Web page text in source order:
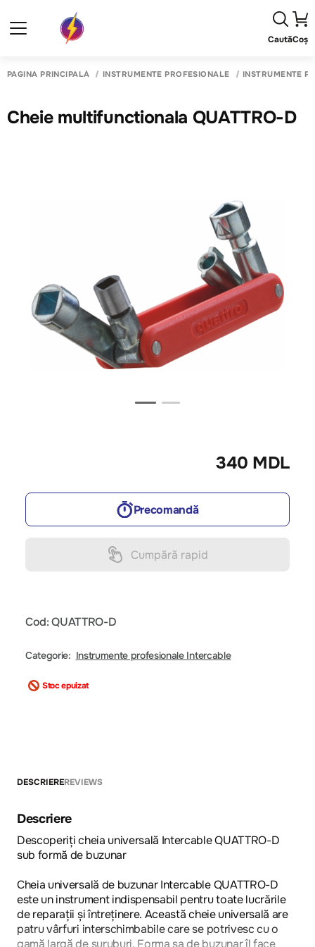
CautăCoș
PAGINA PRINCIPALĂ INSTRUMENTE PROFESIONALE INSTRUMENTE
Cheie multifunctionala QUATTRO-D
340 MDL
Precomandă
Cumpără rapid
Cod: QUATTRO-D
Categorie: Instrumente profesionale Intercable
Stoc epuizat
DESCRIEREREVIEWS
Descriere
Descoperiți cheia universală Intercable QUATTRO-D
sub formă de buzunar
Cheia universală de buzunar Intercable QUATTRO-D
este un instrument indispensabil pentru toate lucrările
de reparații și întreținere. Această cheie universală are
patru vârfuri interschimbabile care se potrivesc cu o
gamă largă de șuruburi. Forma sa de buzunar îl face